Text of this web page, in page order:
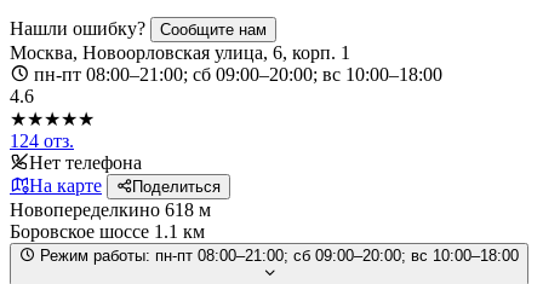
Нашли ошибку? Сообщите нам
Москва, Новоорловская улица, 6, корп. 1
пн-пт 08:00–21:00; сб 09:00–20:00; вс 10:00–18:00
4.6
★★★★★
124 отз.
Нет телефона
На карте
Поделиться
Новопеределкино 618 м
Боровское шоссе 1.1 км
Режим работы: пн-пт 08:00–21:00; сб 09:00–20:00; вс 10:00–18:00